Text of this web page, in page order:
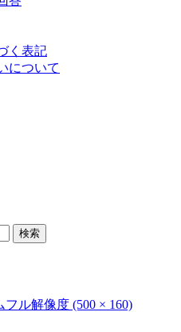
く表記
について
フル解像度 (500 × 160)